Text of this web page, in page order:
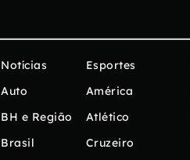
Notícias
Auto
BH e Região
Brasil
Esportes
América
Atlético
Cruzeiro